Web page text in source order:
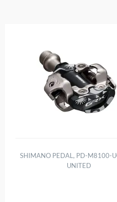
SHIMANO PEDAL, PD-M8100-
UNITED